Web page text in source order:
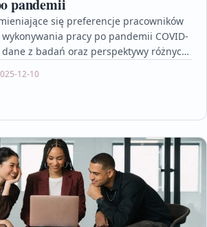
pandemii
się preferencje pracowników
pracy po pandemii COVID-
z badań oraz perspektywy różnych
12-10